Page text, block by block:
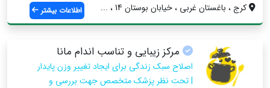
کرج ، باغستان غربی ، خیابان بوستان 14 ، ... اطلاعات بیشتر
مرکز زیبایی و تناسب اندام مانا
اصلاح سبک زندگی برای ایجاد تغییر وزن پایدار
| تحت نظر پزشک متخصص جهت بررسی و